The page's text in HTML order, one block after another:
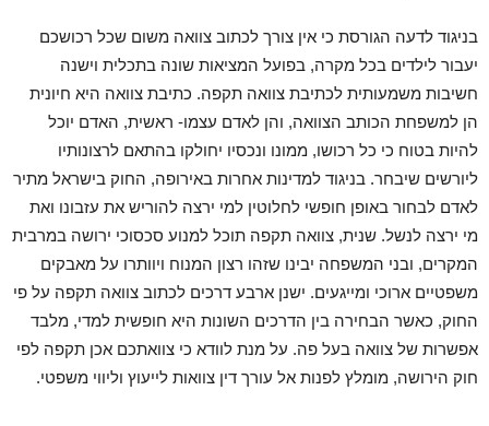
בניגוד לדעה הגורסת כי אין צורך לכתוב צוואה משום שכל רכושכם
יעבור לילדים בכל מקרה, בפועל המציאות שונה בתכלית וישנה
חשיבות משמעותית לכתיבת צוואה תקפה. כתיבת צוואה היא חיונית
הן למשפחת הכותב הצוואה, והן לאדם עצמו- ראשית, האדם יוכל
להיות בטוח כי כל רכושו, ממונו ונכסיו יחולקו בהתאם לרצונותיו
ליורשים שיבחר. בניגוד למדינות אחרות באירופה, החוק בישראל מתיר
לאדם לבחור באופן חופשי לחלוטין למי ירצה להוריש את עזבונו ואת
מי ירצה לנשל. שנית, צוואה תקפה תוכל למנוע סכסוכי ירושה במרבית
המקרים, ובני המשפחה יבינו שזהו רצון המנוח ויוותרו על מאבקים
משפטיים ארוכי ומייגעים. ישנן ארבע דרכים לכתוב צוואה תקפה על פי
החוק, כאשר הבחירה בין הדרכים השונות היא חופשית למדי, מלבד
אפשרות של צוואה בעל פה. על מנת לוודא כי צוואתכם אכן תקפה לפי
חוק הירושה, מומלץ לפנות אל עורך דין צוואות לייעוץ וליווי משפטי.